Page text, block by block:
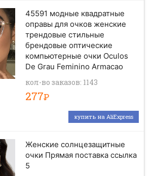
45591 модные квадратные
оправы для очков женские
трендовые стильные
брендовые оптические
компьютерные очки Oculos
De Grau Feminino Armacao
кол-во заказов: 1143
277Р
купить на AliExpress
Женские солнцезащитные
очки Прямая поставка ссылка
5